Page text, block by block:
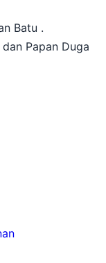
Batu .
Papan Duga